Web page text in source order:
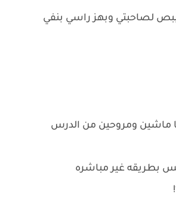
ببص لصاحبتي وبهز راسي بنفي
ماشين ومروحين من الدرس
بطريقه غير مباشره